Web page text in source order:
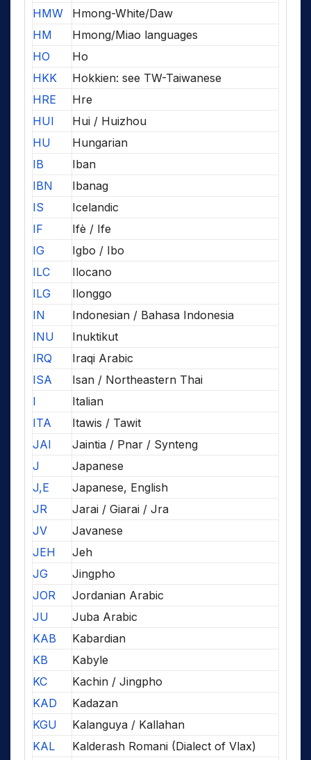
HMW
Hmong-White/Daw
HM
Hmong/Miao languages
HO
Ho
HKK
Hokkien: see TW-Taiwanese
HRE
Hre
HUI
Hui / Huizhou
HU
Hungarian
IB
Iban
IBN
Ibanag
IS
Icelandic
IF
Ifè / Ife
IG
Igbo / Ibo
ILC
Ilocano
ILG
Ilonggo
IN
Indonesian / Bahasa Indonesia
INU
Inuktikut
IRQ
Iraqi Arabic
ISA
Isan / Northeastern Thai
I
Italian
ITA
Itawis / Tawit
JAI
Jaintia / Pnar / Synteng
J
Japanese
J,E
Japanese, English
JR
Jarai / Giarai / Jra
JV
Javanese
JEH
Jeh
JG
Jingpho
JOR
Jordanian Arabic
JU
Juba Arabic
KAB
Kabardian
KB
Kabyle
KC
Kachin / Jingpho
KAD
Kadazan
KGU
Kalanguya / Kallahan
KAL
Kalderash Romani (Dialect of Vlax)